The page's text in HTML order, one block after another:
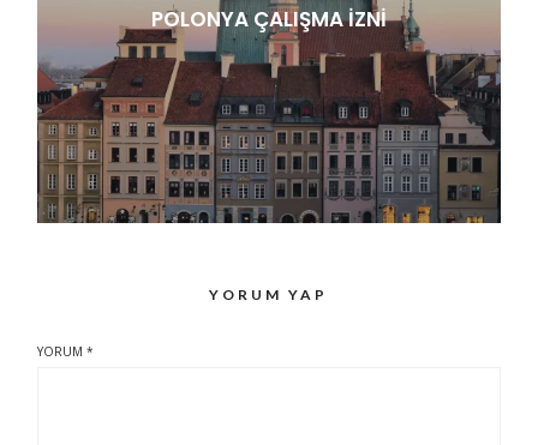
POLONYA ÇALIŞMA İZNI
YORUM YAP
YORUM*